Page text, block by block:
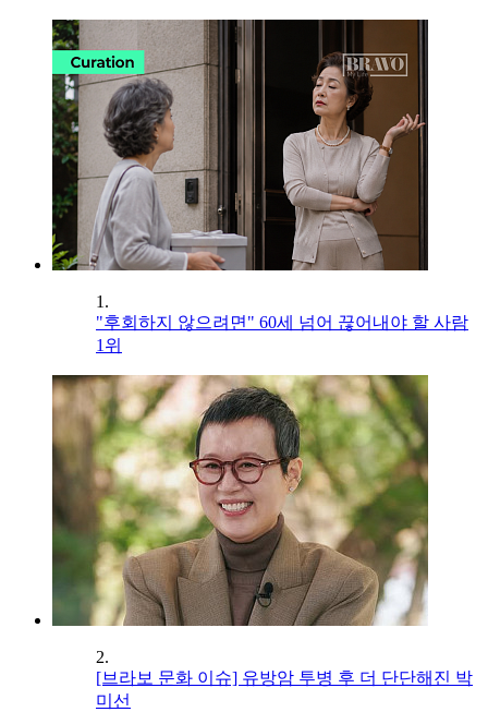
1.
"후회하지 않으려면" 60세 넘어 끊어내야 할 사람
1위
2.
[브라보 문화 이슈] 유방암 투병 후 더 단단해진 박
미선